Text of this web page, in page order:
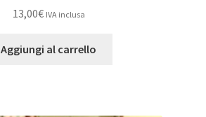
13,00€ IVA inclusa
Aggiungi al carrello